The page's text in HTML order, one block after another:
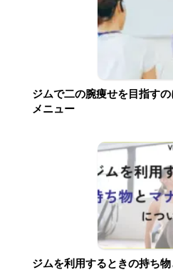
ジムで二の腕痩せを目指す
メニュー
ジムを利用するときの持ち